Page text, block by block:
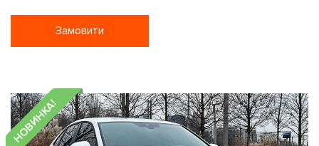
Замовити
НОВИНКА!